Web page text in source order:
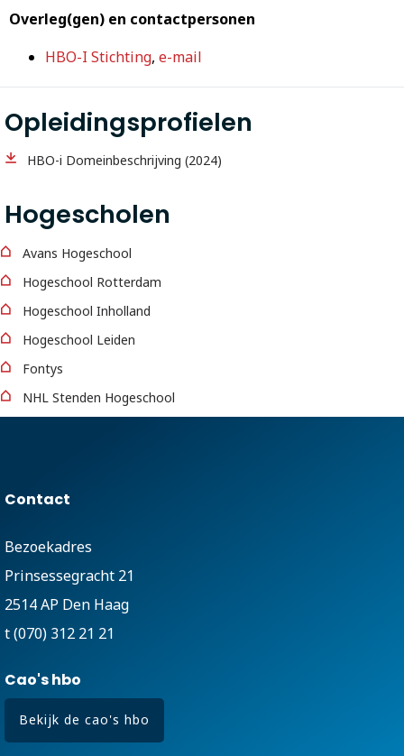
Overleg(gen) en contactpersonen
HBO-I Stichting, e-mail
Opleidingsprofielen
HBO-i Domeinbeschrijving (2024)
Hogescholen
Avans Hogeschool
Hogeschool Rotterdam
Hogeschool Inholland
Hogeschool Leiden
Fontys
NHL Stenden Hogeschool
Contact
Bezoekadres
Prinsessegracht 21
2514 AP Den Haag
t (070) 312 21 21
Cao's hbo
Bekijk de cao's hbo